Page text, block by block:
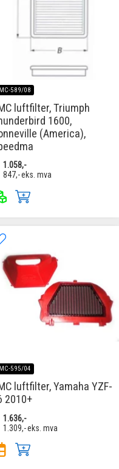
589/08
luftfilter, Triumph
1600,
(America),
1.058,-
847,-eks. mva
595/04
luftfilter, Yamaha YZF-
2010+
1.636,-
1.309,-eks. mva